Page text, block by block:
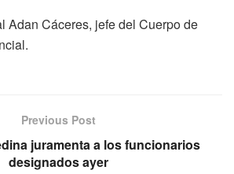
Cáceres, jefe del Cuerpo de
Previous Post
juramenta a los funcionarios
designados ayer